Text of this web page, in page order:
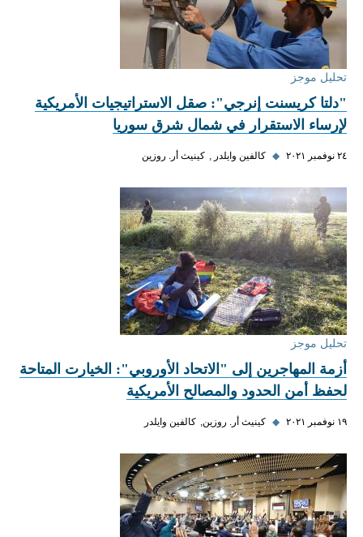
تحليل موجز
"دلتا كريسنت إنرجي": صقل الاستراتيجيات الأمريكية
لإرساء الاستقرار في شمال شرق سوريا
٢٤ نوفمبر ٢٠٢١ ◆ كالفين وايلدر كينيث أر. روزين
تحليل موجز
أزمة المهاجرين إلى "الاتحاد الأوروبي": الخيارت المتاحة
لحفظ أمن الحدود والمصالح الأمريكية
١٩ نوفمبر ٢٠٢١ ◆ كينيث أر. روزين كالفين وايلدر